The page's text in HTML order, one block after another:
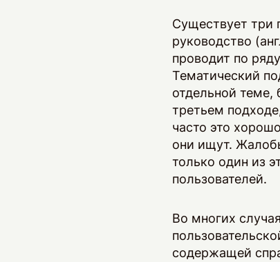
Существует три
руководство
проводит по
Тематический
отдельной
третьем
часто это
они ищут.
только один из
пользователей.
Во многих
содержащей